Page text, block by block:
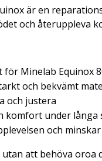
är en
och återuppleva
för Minelab Equinox
och bekvämt
och justera
komfort under långa
och
att behöva oroa